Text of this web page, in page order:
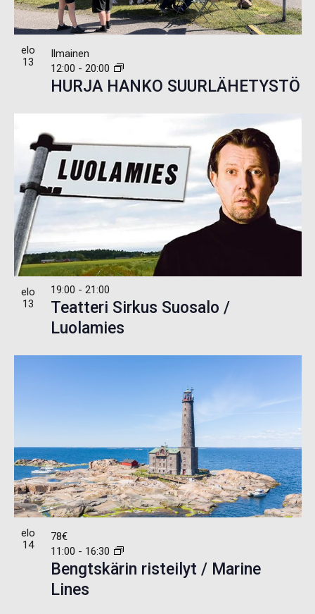
elo
13
HURJA HANKO SUURLÄHETYSTÖ
12:00 - 20:00
Ilmainen
elo
13
Teatteri Sirkus Suosalo /
Luolamies
19:00 - 21:00
elo
14
Bengtskärin risteilyt / Marine
Lines
11:00 - 16:30
78€